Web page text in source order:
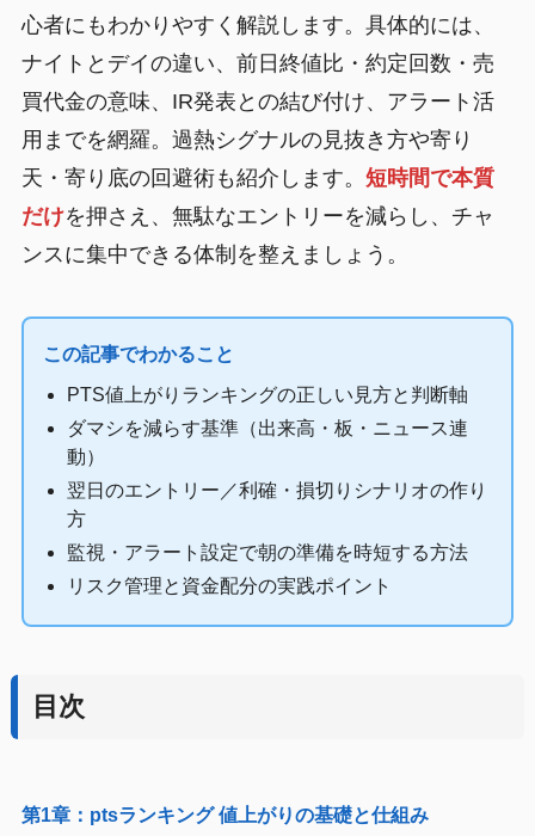
心者にもわかりやすく解説します。具体的には、
ナイトとデイの違い、前日終値比・約定回数・売
買代金の意味、IR発表との結び付け、アラート活
用までを網羅。過熱シグナルの見抜き方や寄り
天・寄り底の回避術も紹介します。 短時間で本質
だけを押さえ、無駄なエントリーを減らし、チャ
ンスに集中できる体制を整えましょう。
この記事でわかること
PTS値上がりランキングの正しい見方と判断軸
ダマシを減らす基準（出来高・板・ニュース連
動）
翌日のエントリー／利確・損切りシナリオの作り
方
監視・アラート設定で朝の準備を時短する方法
リスク管理と資金配分の実践ポイント
目次
第1章：ptsランキング 値上がりの基礎と仕組み